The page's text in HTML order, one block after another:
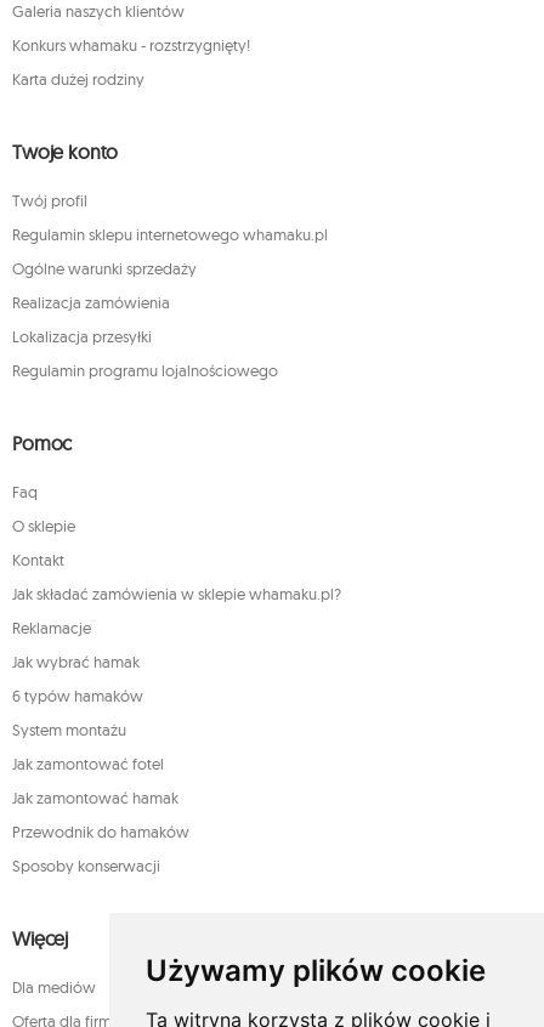
Używamy plików cookie
Ta witryna korzysta z plików cookie i
Galeria naszych klientów
Konkurs whamaku - rozstrzygnięty!
Karta dużej rodziny
Twoje konto
Twój profil
Regulamin sklepu internetowego whamaku.pl
Ogólne warunki sprzedaży
Realizacja zamówienia
Lokalizacja przesyłki
Regulamin programu lojalnościowego
Pomoc
Faq
O sklepie
Kontakt
Jak składać zamówienia w sklepie whamaku.pl?
Reklamacje
Jak wybrać hamak
6 typów hamaków
System montażu
Jak zamontować fotel
Jak zamontować hamak
Przewodnik do hamaków
Sposoby konserwacji
Więcej
Dla mediów
Oferta dla firm